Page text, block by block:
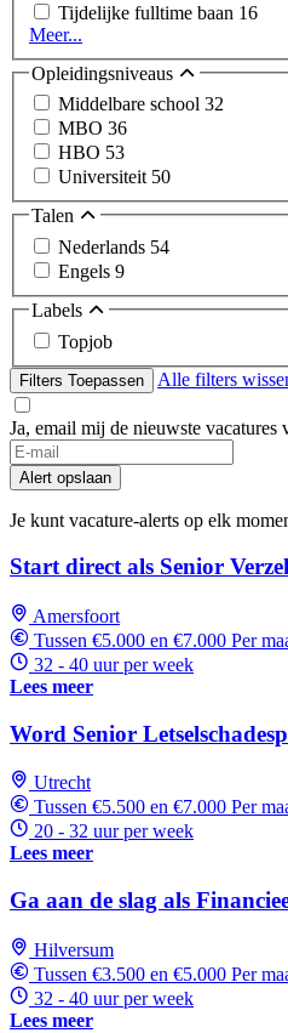
Tijdelijke fulltime baan 16
Meer...
Opleidingsniveaus
Middelbare school 32
MBO 36
HBO 53
Universiteit 50
Talen
Nederlands 54
Engels 9
Labels
Topjob
Filters Toepassen Alle filters
Ja, email mij de nieuwste vacatures
Alert opslaan
Je kunt vacature-alerts op elk
Start direct als Senior
Amersfoort
Tussen €5.000 en €7.000 Per
32 - 40 uur per week
Lees meer
Word Senior
Utrecht
Tussen €5.500 en €7.000 Per
20 - 32 uur per week
Lees meer
Ga aan de slag als
Hilversum
Tussen €3.500 en €5.000 Per
32 - 40 uur per week
Lees meer